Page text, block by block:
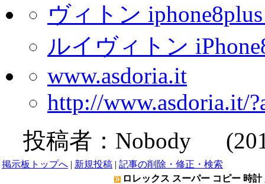
ヴィトン
ルイヴィトン
www.asdoria.it
http://www.asdoria.it/
投稿者： Nobody
掲示板トップへ | 新規投稿 | 記事の削除・修正・検索
ロレックス スーパー コピー 時